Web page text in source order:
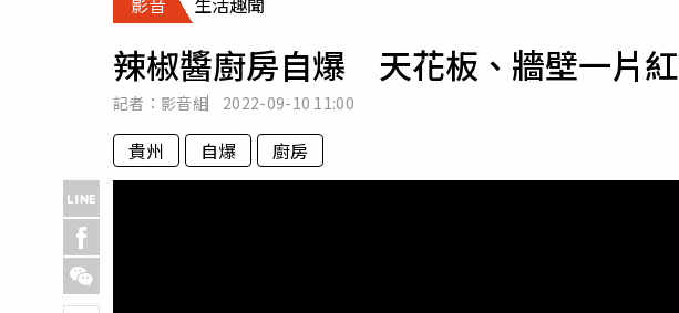
專欄
辣椒醬廚房自爆 天花板、牆壁一片紅
記者：影音組 2022-09-10 11:00
貴州 自爆 廚房